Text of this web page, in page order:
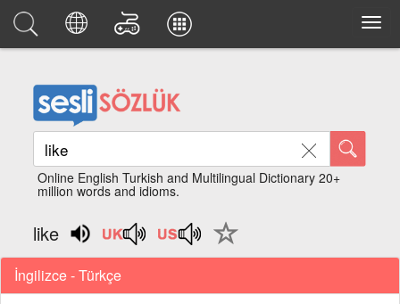
Online English Turkish and Multilingual Dictionary 20+
million words and idioms.
like
İngilizce - Türkçe